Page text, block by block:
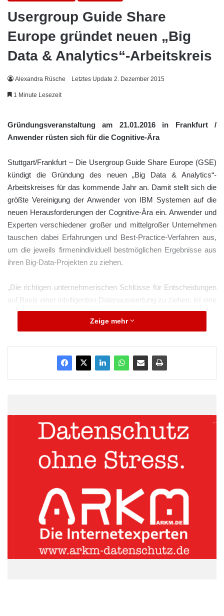
Usergroup Guide Share
Europe gründet neuen „Big
Data & Analytics“-Arbeitskreis
Alexandra Rüsche Letztes Update 2. Dezember 2015
1 Minute Lesezeit
Gründungsveranstaltung am 21.01.2016 in Frankfurt /
Anwender rüsten sich für die Cognitive-Ära
Stuttgart/Frankfurt – Die Usergroup Guide Share Europe (GSE)
kündigt die Gründung des neuen „Big Data & Analytics“-
Arbeitskreises für das kommende Jahr an. Damit stellt sich die
größte Vereinigung der Anwender von IBM Systemen auf die
neuen Herausforderungen der Cognitive-Ära ein. Anwender und
Experten verschiedener großer und mittelgroßer Unternehmen
tauschen dabei Erfahrungen und Best-Practice-Verfahren aus,
um die jeweils firmenindividuell bestmöglichen Ergebnisse aus
ihren Big-Data-Projekten zu ziehen.
„Die richtigen unternehmerischen Schlüsse für Entscheidungen
auf Basis einer intelligenten Datenauswertung zu ziehen, ist eine
Kernkomponente für den Erfolg im 21. Jahrhundert“, sagt Alina
Mot, Technical Coordinator der GSE in der deutschsprachigen
frühere Initiativen fort und bündeln diese in einem neuen
Kompetenzkreis, der die anwenderorientierte Sicht in den
Zeige mehr